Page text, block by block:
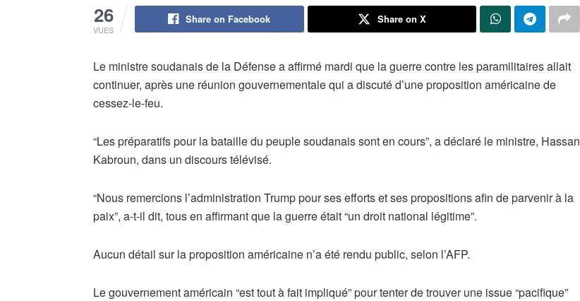
26
VUES
Share on Facebook Share on X
Le ministre soudanais de la Défense a affirmé mardi que la guerre contre les paramilitaires allait
continuer, après une réunion gouvernementale qui a discuté d’une proposition américaine de
cessez-le-feu.
“Les préparatifs pour la bataille du peuple soudanais sont en cours”, a déclaré le ministre, Hassan
Kabroun, dans un discours télévisé.
“Nous remercions l’administration Trump pour ses efforts et ses propositions afin de parvenir à la
paix”, a-t-il dit, tous en affirmant que la guerre était “un droit national légitime”.
Aucun détail sur la proposition américaine n’a été rendu public, selon l’AFP.
Le gouvernement américain “est tout à fait impliqué” pour tenter de trouver une issue “pacifique”